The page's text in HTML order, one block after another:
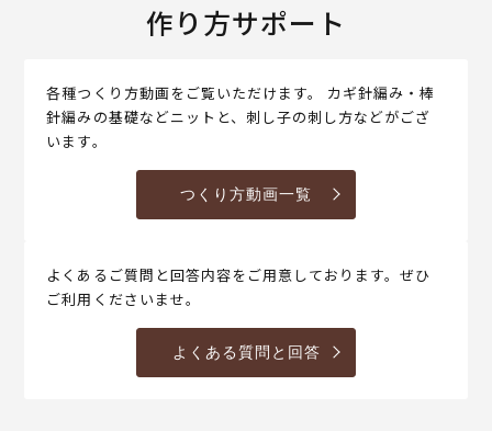
作り方サポート
各種つくり方動画をご覧いただけます。 カギ針編み・棒
針編みの基礎などニットと、刺し子の刺し方などがござ
います。
つくり方動画一覧
よくあるご質問と回答内容をご用意しております。ぜひ
ご利用くださいませ。
よくある質問と回答